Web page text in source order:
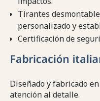
Tirantes
personalizado y
Certificación de
Fabricación
Diseñado y fabricado
atención al detalle.